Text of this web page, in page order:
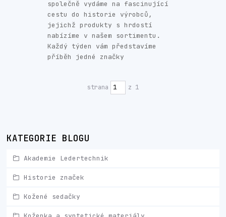
KATEGORIE BLOGU
Akademie Ledertechnik
Historie značek
Kožené sedačky
společně vydáme na fascinující
cestu do historie výrobců,
jejichž produkty s hrdostí
nabízíme v našem sortimentu.
Každý týden vám představíme
příběh jedné značky
strana z 1